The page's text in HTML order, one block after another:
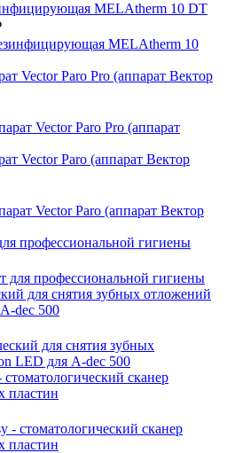
MELAtherm 10 DT
Vector Paro Pro (аппарат Вектор
Vector Paro (аппарат Вектор
профессиональной гигиены
для снятия зубных отложений
dec 500
сканер
пластин